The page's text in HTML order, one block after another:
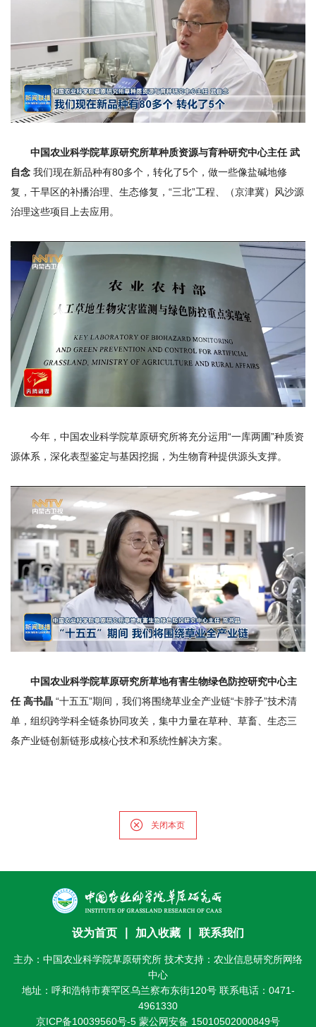
中国农业科学院草原研究所草种质资源与育种研究中心主任 武
自念 我们现在新品种有80多个，转化了5个，做一些像盐碱地修
复，干旱区的补播治理、生态修复，“三北”工程、（京津冀）风沙源
治理这些项目上去应用。
今年，中国农业科学院草原研究所将充分运用“一库两圃”种质资
源体系，深化表型鉴定与基因挖掘，为生物育种提供源头支撑。
中国农业科学院草原研究所草地有害生物绿色防控研究中心主
任 高书晶 “十五五”期间，我们将围绕草业全产业链“卡脖子”技术清
单，组织跨学科全链条协同攻关，集中力量在草种、草畜、生态三
条产业链创新链形成核心技术和系统性解决方案。
关闭本页
设为首页 加入收藏 联系我们
主办：中国农业科学院草原研究所 技术支持：农业信息研究所网络
中心
地址：呼和浩特市赛罕区乌兰察布东街120号 联系电话：0471-
4961330
京ICP备10039560号-5 蒙公网安备 15010502000849号